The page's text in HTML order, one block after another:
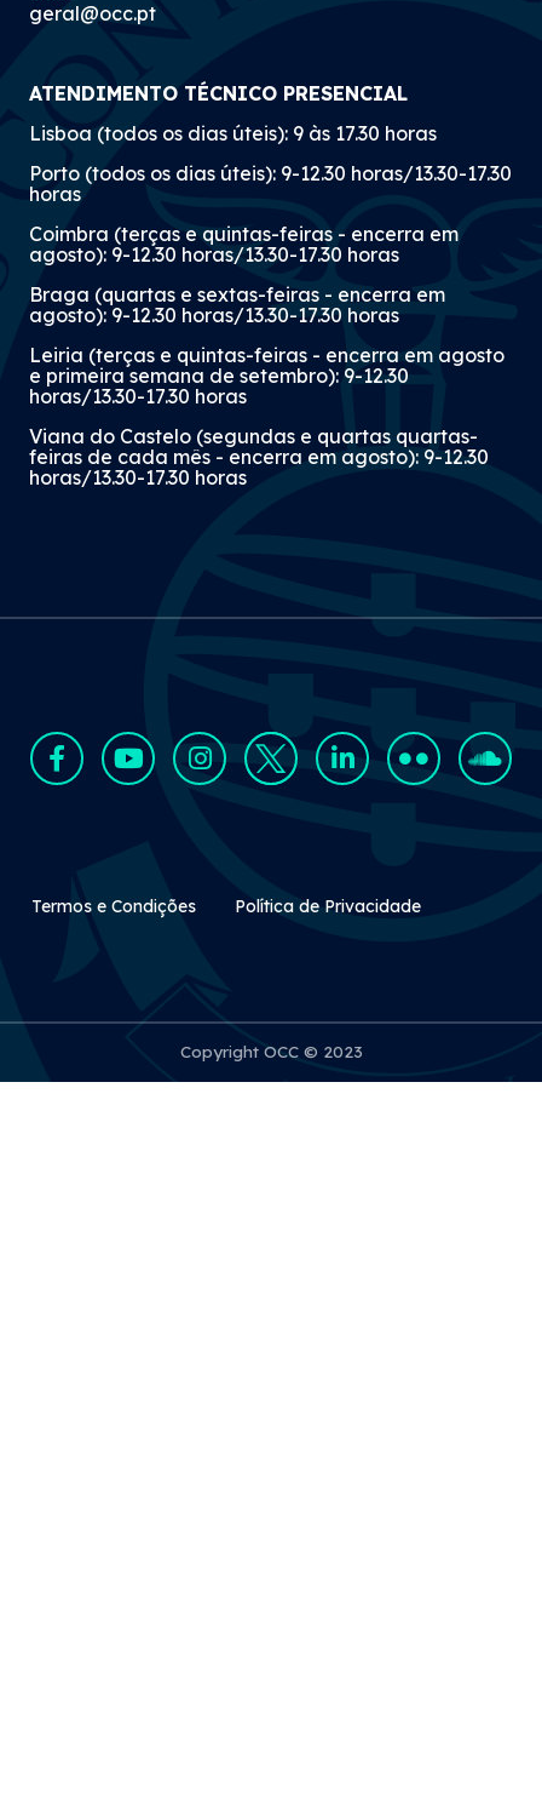
geral@occ.pt
ATENDIMENTO TÉCNICO PRESENCIAL
Lisboa (todos os dias úteis): 9 às 17.30 horas
Porto (todos os dias úteis): 9-12.30 horas/13.30-17.30
horas
Coimbra (terças e quintas-feiras - encerra em
agosto): 9-12.30 horas/13.30-17.30 horas
Braga (quartas e sextas-feiras - encerra em
agosto): 9-12.30 horas/13.30-17.30 horas
Leiria (terças e quintas-feiras - encerra em agosto
e primeira semana de setembro): 9-12.30
horas/13.30-17.30 horas
Viana do Castelo (segundas e quartas quartas-
feiras de cada mês - encerra em agosto): 9-12.30
horas/13.30-17.30 horas
Rodapé Secundário
Termos e Condições Política de Privacidade
Copyright OCC © 2023